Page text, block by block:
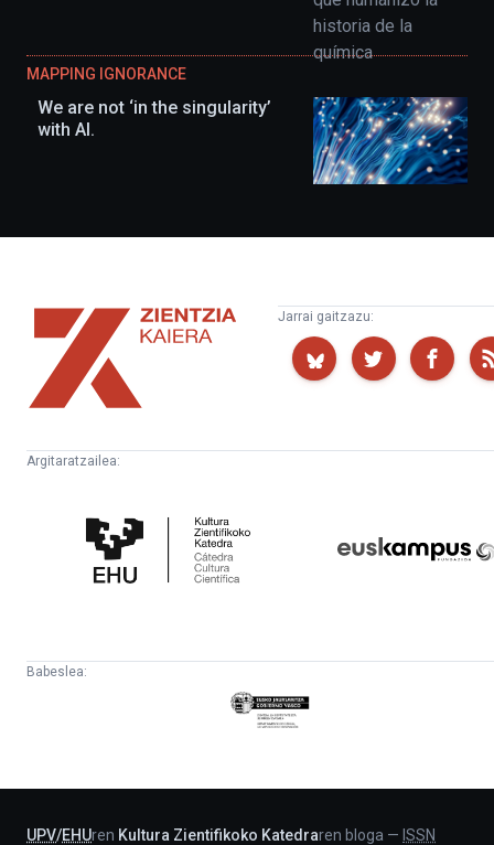
MAPPING IGNORANCE
We are not ‘in the singularity’
with AI.
Zientzia
Kaiera
Jarrai gaitzazu:
Argitaratzailea:
Zientifikoko
Katedra
Babeslea:
Eusko
Jaurlaritza
UPV/EHUren Kultura Zientifikoko Katedraren bloga — ISSN